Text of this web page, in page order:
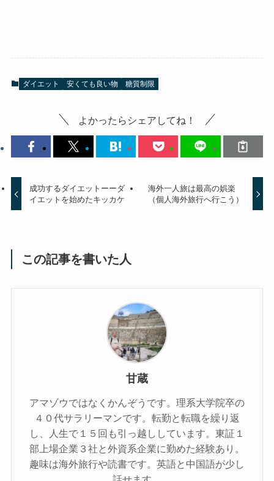
ダイエット 安くても良い物 糖質制限
よかったらシェアしてね！
成功するダイエットーーダ
イエットを始めたキッカケ
海外一人旅は最高の娯楽
（個人海外旅行へ行こう）
この記事を書いた人
甘蔵
アマゾウではなくかんぞうです。理系大学院卒の
４０代サラリーマンです。転勤と転職を繰り返
し、人生で１５回も引っ越ししています。東証１
部上場企業３社と外資系企業に勤めた経験あり。
趣味は海外旅行や読書です。英語と中国語が少し